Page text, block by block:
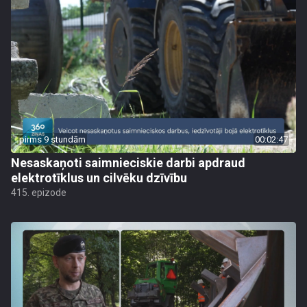
pirms 9 stundām 00:02:47
Nesaskaņoti saimnieciskie darbi apdraud
elektrotīklus un cilvēku dzīvību
415. epizode